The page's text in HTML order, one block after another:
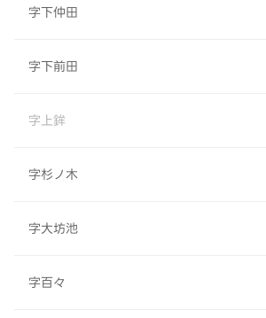
字下仲田
字下前田
字上鉾
字杉ノ木
字大坊池
字百々